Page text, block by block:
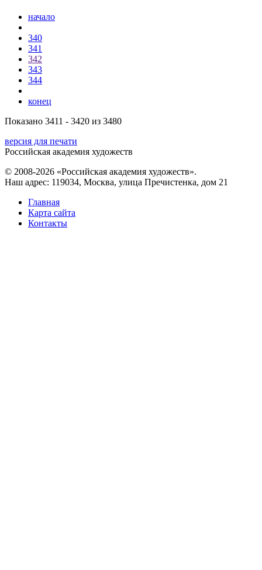
начало
340
341
342
343
344
конец
Показано 3411 - 3420 из 3480
версия для печати
Российская академия художеств
© 2008-2026 «Российская академия художеств».
Наш адрес: 119034, Москва, улица Пречистенка, дом 21
Главная
Карта сайта
Контакты